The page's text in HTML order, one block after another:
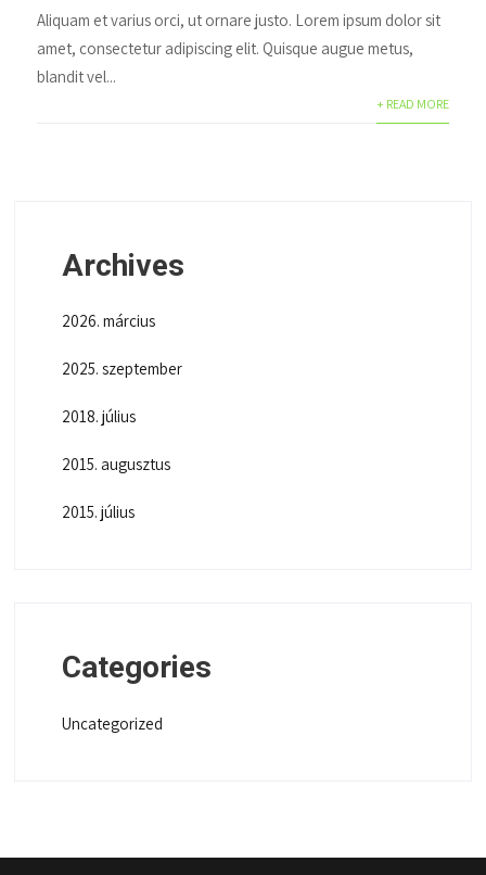
Aliquam et varius orci, ut ornare justo. Lorem ipsum dolor sit
amet, consectetur adipiscing elit. Quisque augue metus,
blandit vel...
+ READ MORE
Archives
2026. március
2025. szeptember
2018. július
2015. augusztus
2015. július
Categories
Uncategorized